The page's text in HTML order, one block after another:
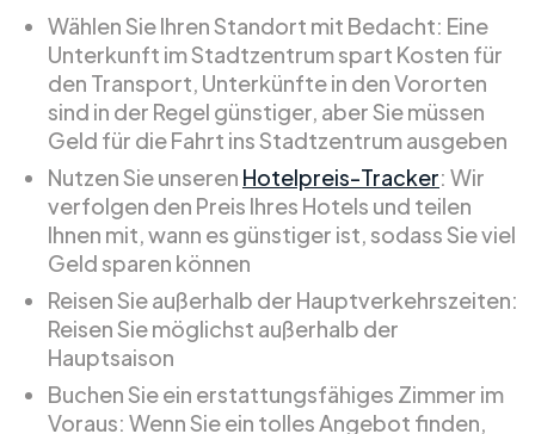
Wählen Sie Ihren Standort mit Bedacht: Eine
Unterkunft im Stadtzentrum spart Kosten für
den Transport, Unterkünfte in den Vororten
sind in der Regel günstiger, aber Sie müssen
Geld für die Fahrt ins Stadtzentrum ausgeben
Nutzen Sie unseren Hotelpreis-Tracker: Wir
verfolgen den Preis Ihres Hotels und teilen
Ihnen mit, wann es günstiger ist, sodass Sie viel
Geld sparen können
Reisen Sie außerhalb der Hauptverkehrszeiten:
Reisen Sie möglichst außerhalb der
Hauptsaison
Buchen Sie ein erstattungsfähiges Zimmer im
Voraus: Wenn Sie ein tolles Angebot finden,